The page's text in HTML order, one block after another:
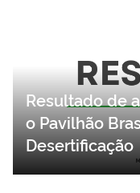
Resultado de
o Pavilhão
Desertificação